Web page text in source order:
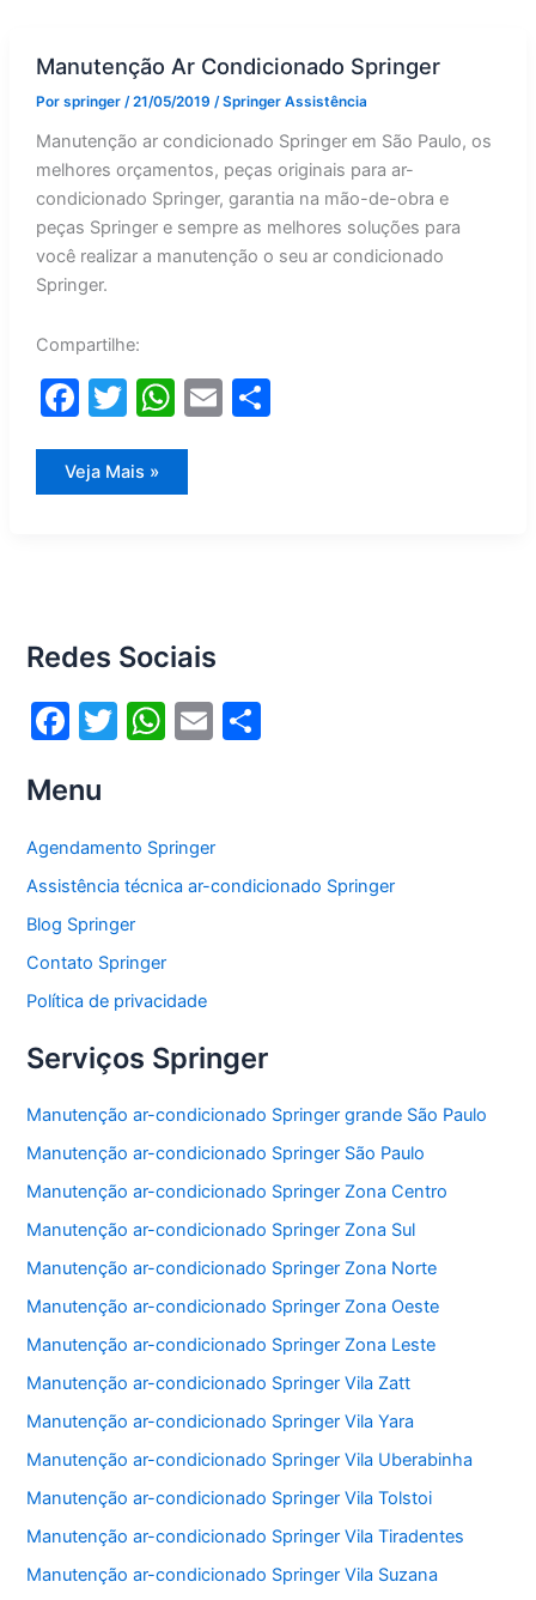
Manutenção Ar Condicionado Springer
Por springer /21/05/2019 /Springer Assistência
Manutenção ar condicionado Springer em São Paulo, os
melhores orçamentos, peças originais para ar-
condicionado Springer, garantia na mão-de-obra e
peças Springer e sempre as melhores soluções para
você realizar a manutenção o seu ar condicionado
Springer.
Compartilhe:
F
c
k
T
itt
W E S
Manutenção
Veja Mais »
Redes Sociais
F
c
e
b
o
o
k
T
er
W
s
A
p
E
l
Menu
Agendamento Springer
Assistência técnica ar-condicionado Springer
Blog Springer
Contato Springer
Política de privacidade
Serviços Springer
Manutenção ar-condicionado Springer grande São Paulo
Manutenção ar-condicionado Springer São Paulo
Manutenção ar-condicionado Springer Zona Centro
Manutenção ar-condicionado Springer Zona Sul
Manutenção ar-condicionado Springer Zona Norte
Manutenção ar-condicionado Springer Zona Oeste
Manutenção ar-condicionado Springer Zona Leste
Manutenção ar-condicionado Springer Vila Zatt
Manutenção ar-condicionado Springer Vila Yara
Manutenção ar-condicionado Springer Vila Uberabinha
Manutenção ar-condicionado Springer Vila Tolstoi
Manutenção ar-condicionado Springer Vila Tiradentes
Manutenção ar-condicionado Springer Vila Suzana